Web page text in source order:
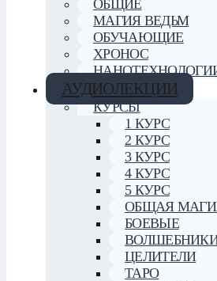
ОБЩИЕ
МАГИЯ ВЕДЬМ
ОБУЧАЮЩИЕ
ХРОНОС
АУДИОЛЕКЦИИ
КУРСЫ
1 КУРС
2 КУРС
3 КУРС
4 КУРС
5 КУРС
ОБЩАЯ
БОЕВЫЕ
ЦЕЛИТЕЛИ
ТАРО